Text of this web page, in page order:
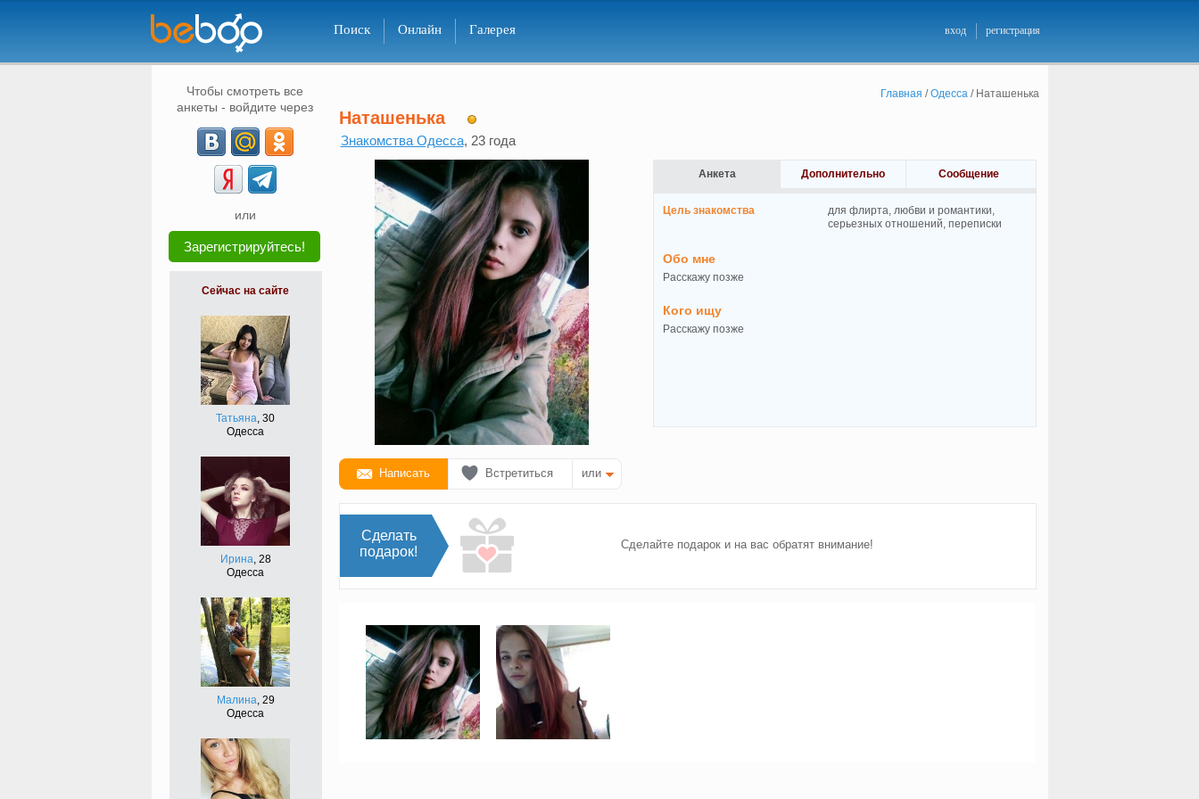
Поиск Онлайн Галерея вход регистрация
Чтобы смотреть все
анкеты - войдите через
или
Зарегистрируйтесь!
Сейчас на сайте
Татьяна, 30
Одесса
Ирина, 28
Одесса
Малина, 29
Одесса
Главная /Одесса/ Наташенька
Наташенька
Знакомства Одесса, 23 года
Написать Встретиться или
Анкета Дополнительно Сообщение
Цель знакомства
для флирта, любви и романтики,
cерьезных отношений, переписки
Обо мне
Расскажу позже
Кого ищу
Расскажу позже
Сделать
подарок!
Сделайте подарок и на вас обратят внимание!